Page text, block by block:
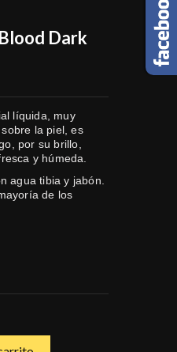
Dark
líquida, muy
la piel, es
por su brillo,
y húmeda.
agua tibia y jabón.
de los